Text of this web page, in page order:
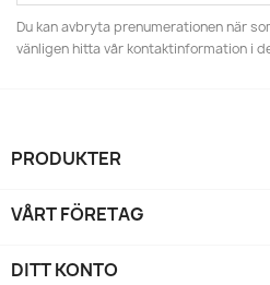
Du kan avbryta prenumerationen när
vänligen hitta vår kontaktinformation i
PRODUKTER
VÅRT FÖRETAG
DITT KONTO